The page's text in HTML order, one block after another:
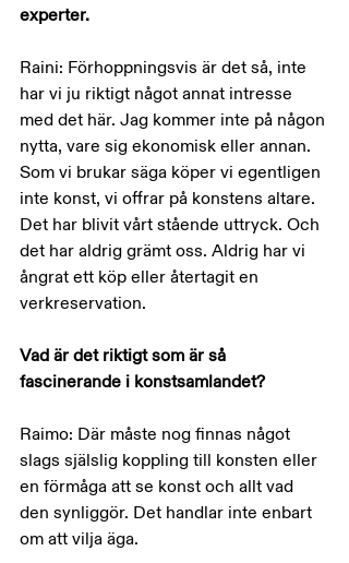
experter.
Raini: Förhoppningsvis är det så, inte
har vi ju riktigt något annat intresse
med det här. Jag kommer inte på någon
nytta, vare sig ekonomisk eller annan.
Som vi brukar säga köper vi egentligen
inte konst, vi offrar på konstens altare.
Det har blivit vårt stående uttryck. Och
det har aldrig grämt oss. Aldrig har vi
ångrat ett köp eller återtagit en
verkreservation.
Vad är det riktigt som är så
fascinerande i konstsamlandet?
Raimo: Där måste nog finnas något
slags själslig koppling till konsten eller
en förmåga att se konst och allt vad
den synliggör. Det handlar inte enbart
om att vilja äga.